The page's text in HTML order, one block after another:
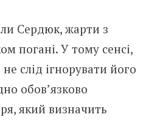
Сердюк, жарти з
погані. У тому сенсі,
слід ігнорувати його
обов’язково
який визначить